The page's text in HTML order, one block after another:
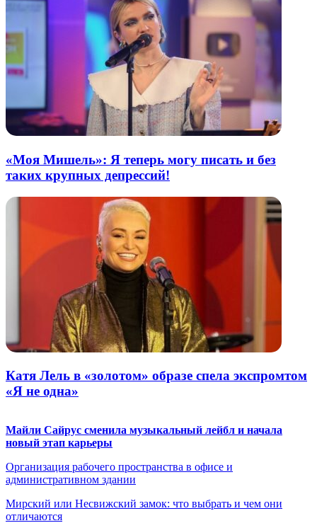
«Моя Мишель»: Я теперь могу писать и без
таких крупных депрессий!
Катя Лель в «золотом» образе спела экспромтом
«Я не одна»
Майли Сайрус сменила музыкальный лейбл и начала
новый этап карьеры
Организация рабочего пространства в офисе и
административном здании
Мирский или Несвижский замок: что выбрать и чем они
отличаются